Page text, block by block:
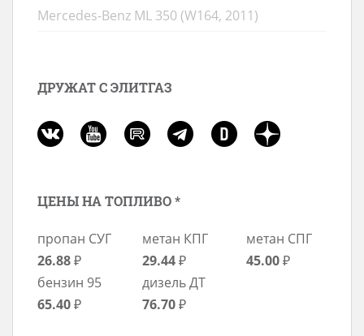
Mercedes-Benz ML 350 (W164, 2011)
ДРУЖАТ С ЭЛИТГАЗ
ЦЕНЫ НА ТОПЛИВО *
пропан СУГ
26.88₽
метан КПГ
29.44₽
метан СПГ
45.00₽
бензин 95
65.40₽
дизель ДТ
76.70₽